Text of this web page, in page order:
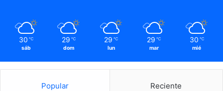
30 ℃
sáb
29 ℃
dom
29 ℃
lun
29 ℃
mar
30 ℃
mié
Popular Reciente